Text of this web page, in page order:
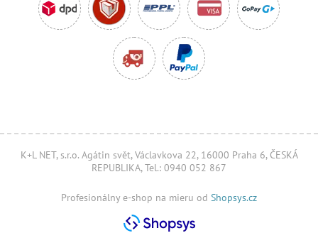
K+L NET, s.r.o. Agátin svět, Václavkova 22, 16000 Praha 6, ČESKÁ
REPUBLIKA, Tel.: 0940 052 867
Profesionálny e-shop na mieru od Shopsys.cz